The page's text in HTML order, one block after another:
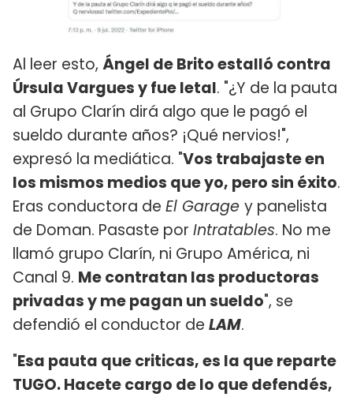
Al leer esto, Ángel de Brito estalló contra
Úrsula Vargues y fue letal. "¿Y de la pauta
al Grupo Clarín dirá algo que le pagó el
sueldo durante años? ¡Qué nervios!",
expresó la mediática. "Vos trabajaste en
los mismos medios que yo, pero sin éxito.
Eras conductora de El Garage y panelista
de Doman. Pasaste por Intratables. No me
llamó grupo Clarín, ni Grupo América, ni
Canal 9. Me contratan las productoras
privadas y me pagan un sueldo", se
defendió el conductor de LAM.
"Esa pauta que criticas, es la que reparte
TUGO. Hacete cargo de lo que defendés,